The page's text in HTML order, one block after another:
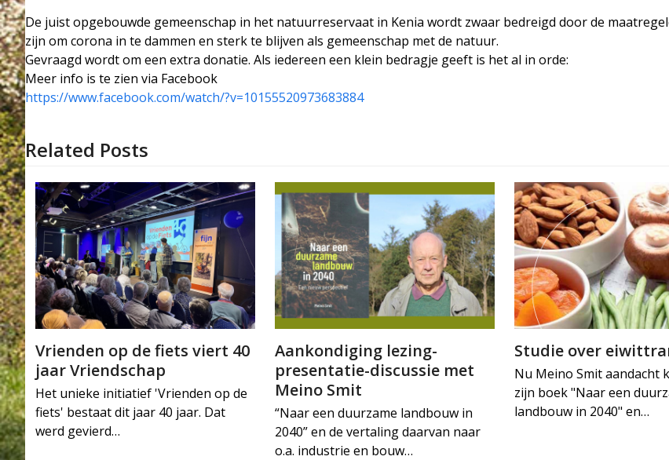
De juist opgebouwde gemeenschap in het natuurreservaat in Kenia wordt zwaar bedreigd door de
zijn om corona in te dammen en sterk te blijven als gemeenschap met de natuur.
Gevraagd wordt om een extra donatie. Als iedereen een klein bedragje geeft is het al in orde:
Meer info is te zien via Facebook
https://www.facebook.com/watch/?v=10155520973683884
Related Posts
Vrienden op de fiets viert 40
jaar Vriendschap
Het unieke initiatief 'Vrienden op de
fiets' bestaat dit jaar 40 jaar. Dat
werd gevierd…
Aankondiging lezing-
presentatie-discussie met
Meino Smit
“Naar een duurzame landbouw in
2040” en de vertaling daarvan naar
o.a. industrie en bouw…
Studie over
Nu Meino Smit aandacht
zijn boek "Naar een
landbouw in 2040" en…